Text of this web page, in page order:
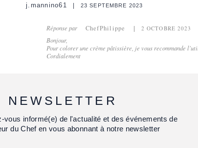
j.mannino61 23 SEPTEMBRE 2023
Réponse par ChefPhilippe 2 OCTOBRE 2023
Bonjour,
Pour colorer une crème pâtissière, je vous recommande
Cordialement
NEWSLETTER
vous informé(e) de l'actualité et des événements de
du Chef en vous abonnant à notre newsletter